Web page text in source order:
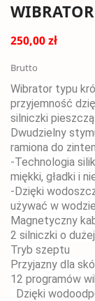
250,00 zł
Brutto
Wibrator typu
przyjemność
silniczki
Dwudzielny
ramiona do
-Technologia
miękki, gładki i
-Dzięki
używać w wodzie
Magnetyczny
2 silniczki o
Tryb szeptu
Przyjazny dla
12 programów
Dzięki